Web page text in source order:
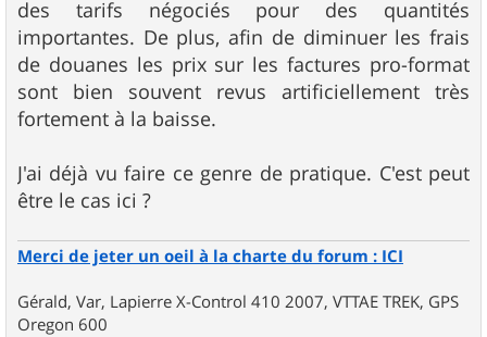
g
e
des tarifs négociés pour des quantités
importantes. De plus, afin de diminuer les frais
de douanes les prix sur les factures pro-format
sont bien souvent revus artificiellement très
fortement à la baisse.
J'ai déjà vu faire ce genre de pratique. C'est peut
être le cas ici ?
Merci de jeter un oeil à la charte du forum : ICI
Gérald, Var, Lapierre X-Control 410 2007, VTTAE TREK, GPS
Oregon 600